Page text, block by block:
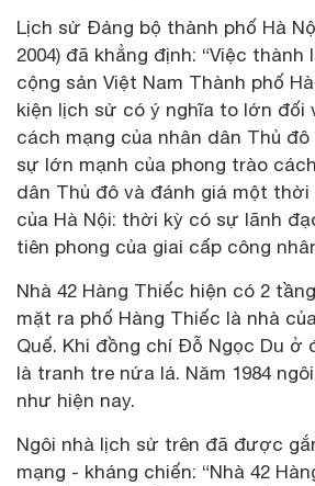
Lịch sử Đảng bộ thành phố Hà
2004) đã khẳng định: “Việc
cộng sản Việt Nam Thành phố
kiện lịch sử có ý nghĩa to lớn đối
cách mạng của nhân dân Thủ đô
sự lớn mạnh của phong trào
dân Thủ đô và đánh giá một
của Hà Nội: thời kỳ có sự lãnh
tiên phong của giai cấp công
Nhà 42 Hàng Thiếc hiện có 2
mặt ra phố Hàng Thiếc là nhà
Quế. Khi đồng chí Đỗ Ngọc Du ở
là tranh tre nứa lá. Năm 1984
như hiện nay.
Ngôi nhà lịch sử trên đã được
mạng - kháng chiến: “Nhà 42